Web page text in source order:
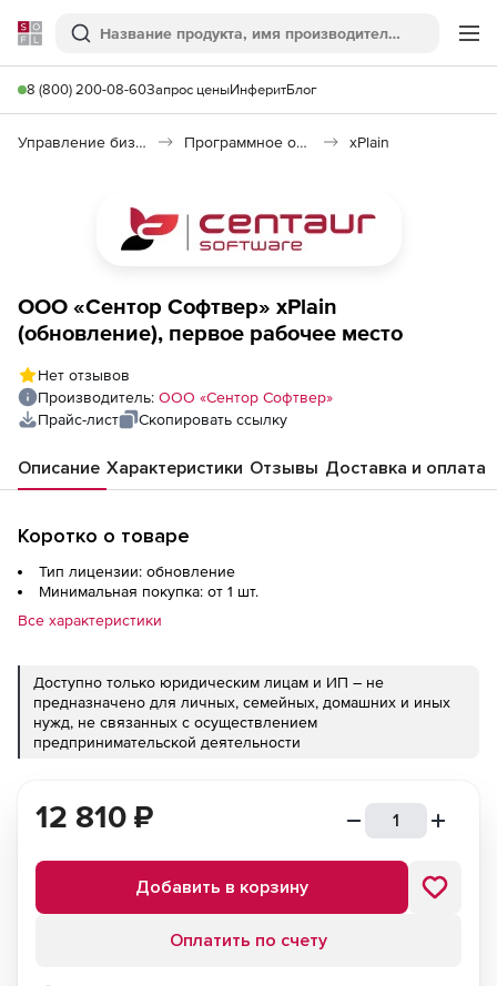
Softline
Поиск
8 (800) 200-08-60Запрос ценыИнферитБлог
Управление бизнесом, CRM/ERP Программное обеспечение для ведения дел xPlain
ООО «Сентор Софтвер» xPlain
(обновление), первое рабочее место
Нет отзывов
Производитель: ООО «Сентор Софтвер»
Прайс-лист
Скопировать ссылку
Описание Характеристики Отзывы Доставка и оплата
Коротко о товаре
Тип лицензии: обновление
Минимальная покупка: от 1 шт.
Все характеристики
Доступно только юридическим лицам и ИП – не
предназначено для личных, семейных, домашних и иных
нужд, не связанных с осуществлением
предпринимательской деятельности
12 810 ₽
Добавить в корзину
Оплатить по счету